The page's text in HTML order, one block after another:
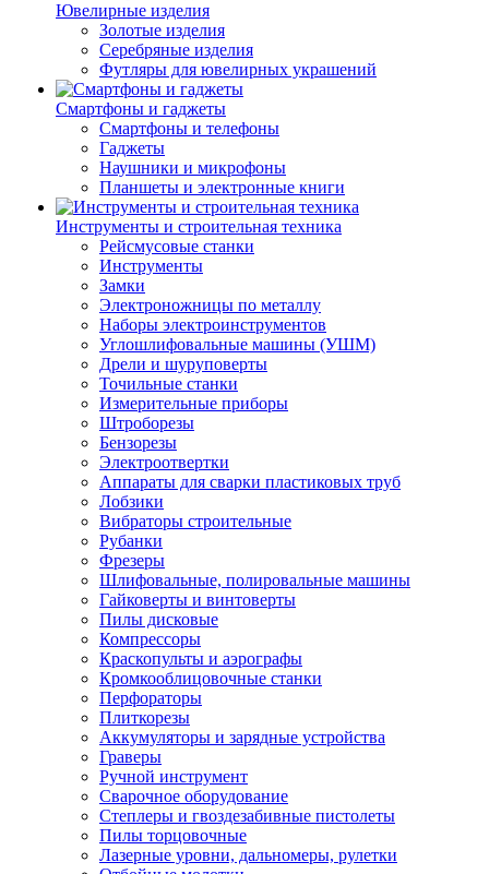
Ювелирные изделия
Золотые изделия
Серебряные изделия
Футляры для ювелирных украшений
Смартфоны и гаджеты
Смартфоны и телефоны
Гаджеты
Наушники и микрофоны
Планшеты и электронные книги
Инструменты и строительная техника
Рейсмусовые станки
Инструменты
Замки
Электроножницы по металлу
Наборы электроинструментов
Углошлифовальные машины (УШМ)
Дрели и шуруповерты
Точильные станки
Измерительные приборы
Штроборезы
Бензорезы
Электроотвертки
Аппараты для сварки пластиковых труб
Лобзики
Вибраторы строительные
Рубанки
Фрезеры
Шлифовальные, полировальные машины
Гайковерты и винтоверты
Пилы дисковые
Компрессоры
Краскопульты и аэрографы
Кромкооблицовочные станки
Перфораторы
Плиткорезы
Аккумуляторы и зарядные устройства
Граверы
Ручной инструмент
Сварочное оборудование
Степлеры и гвоздезабивные пистолеты
Пилы торцовочные
Лазерные уровни, дальномеры, рулетки